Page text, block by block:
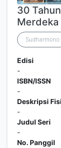
30
Sudharmono
Edisi
-
ISBN/ISSN
-
Deskripsi
-
Judul Seri
-
No. Panggil